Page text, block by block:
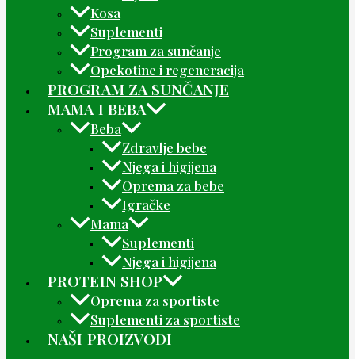
Kosa
Suplementi
Program za sunčanje
Opekotine i regeneracija
PROGRAM ZA SUNČANJE
MAMA I BEBA
Beba
Zdravlje bebe
Njega i higijena
Oprema za bebe
Igračke
Mama
Suplementi
Njega i higijena
PROTEIN SHOP
Oprema za sportiste
Suplementi za sportiste
NAŠI PROIZVODI